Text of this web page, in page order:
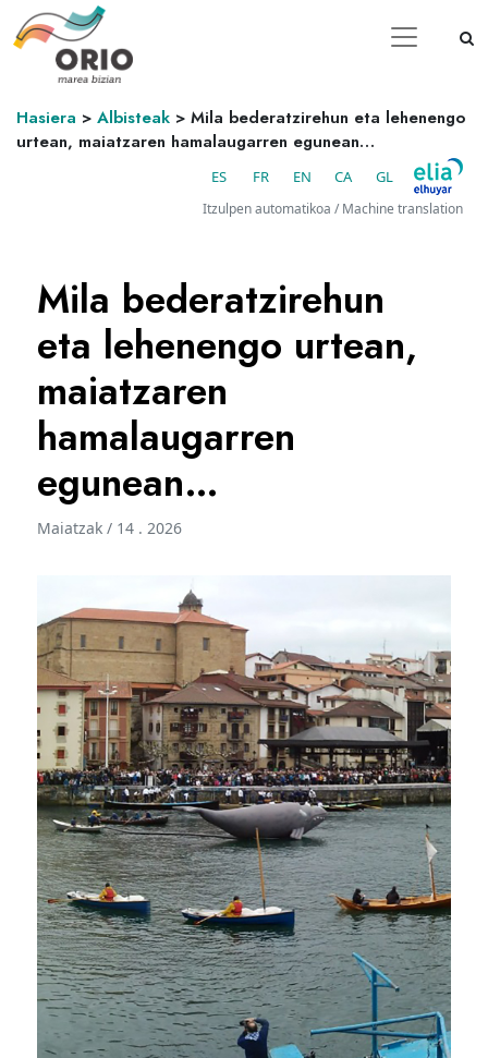
Hasiera > Albisteak > Mila bederatzirehun eta lehenengo
urtean, maiatzaren hamalaugarren egunean…
ES FR EN CA GL
Itzulpen automatikoa / Machine translation
Mila bederatzirehun
eta lehenengo urtean,
maiatzaren
hamalaugarren
egunean…
Maiatzak / 14 . 2026